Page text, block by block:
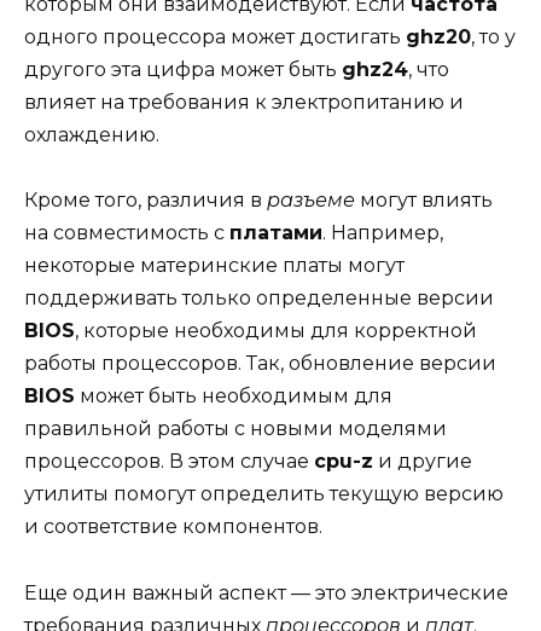
одного процессора может достигать ghz20, то у
другого эта цифра может быть ghz24, что
влияет на требования к электропитанию и
охлаждению.
Кроме того, различия в разъеме могут влиять
на совместимость с платами. Например,
некоторые материнские платы могут
поддерживать только определенные версии
BIOS, которые необходимы для корректной
работы процессоров. Так, обновление версии
BIOS может быть необходимым для
правильной работы с новыми моделями
процессоров. В этом случае cpu-z и другие
утилиты помогут определить текущую версию
и соответствие компонентов.
Еще один важный аспект — это электрические
требования различных процессоров и плат.